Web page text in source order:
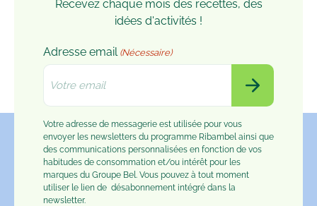
Recevez chaque mois des recettes, des
idées d'activités !
Adresse email (Nécessaire)
Votre adresse de messagerie est utilisée pour vous
envoyer les newsletters du programme Ribambel ainsi que
des communications personnalisées en fonction de vos
habitudes de consommation et/ou intérêt pour les
marques du Groupe Bel. Vous pouvez à tout moment
utiliser le lien de désabonnement intégré dans la
newsletter.